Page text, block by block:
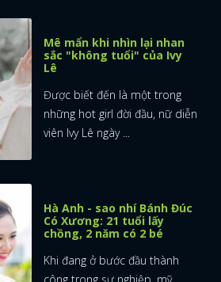
Mê mẩn khi nhìn lại nhan
sắc "không tuổi" của Ivy
Lê
Được biết đến là một trong
những hot girl đời đầu, nữ diễn
viên Ivy Lê ngày ...
Hà Anh - sao nhí Bánh Đúc
Có Xương: 21 tuổi lấy
chồng, 2 năm có 2 bé
Khi đang ở bước đầu thành